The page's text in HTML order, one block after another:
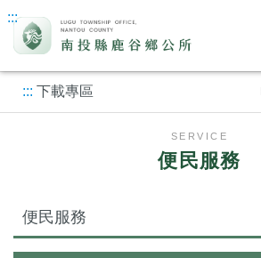
:::
::: 下載專區
SERVICE
便民服務
便民服務